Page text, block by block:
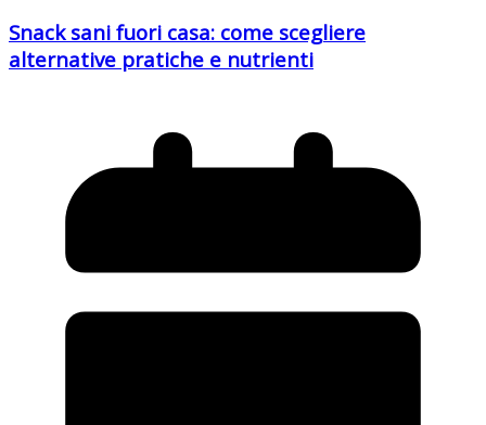
Snack sani fuori casa: come scegliere
alternative pratiche e nutrienti